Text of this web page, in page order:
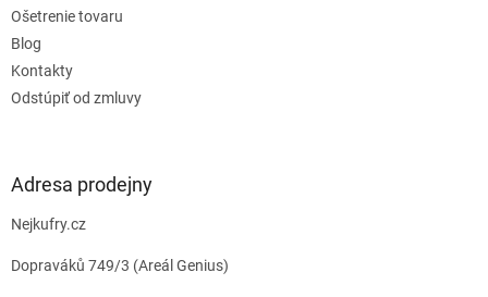
Ošetrenie tovaru
Blog
Kontakty
Odstúpiť od zmluvy
Adresa prodejny
Nejkufry.cz
Dopraváků 749/3 (Areál Genius)